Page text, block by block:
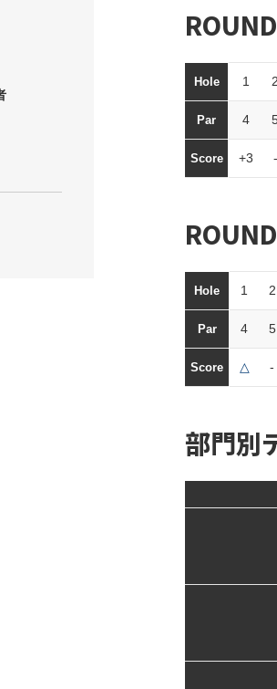
Hole 1 2
Par 4
Score +3 -
Hole 1 2
Par 4 5
Score △ -
部門別